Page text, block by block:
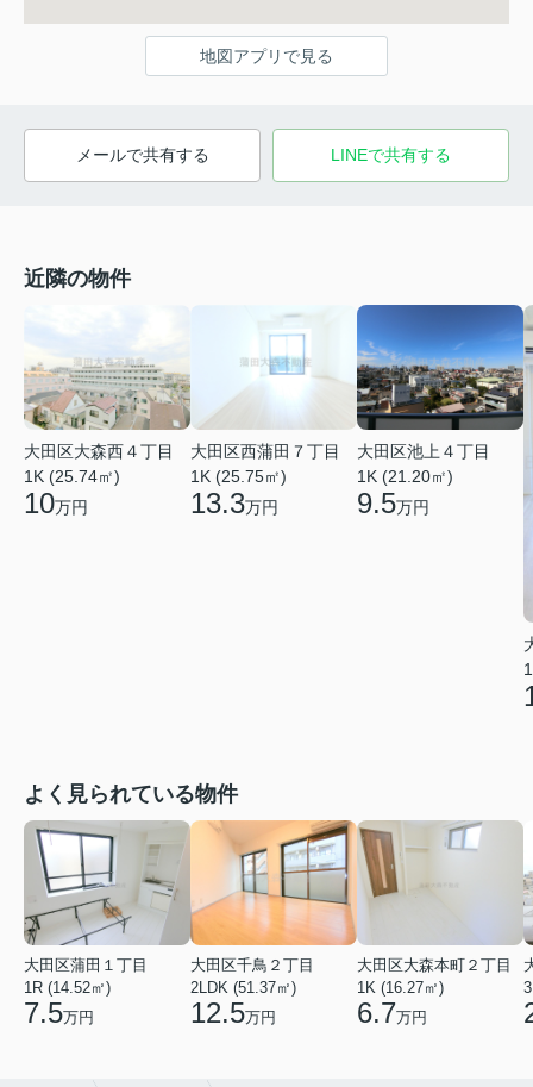
地図アプリで見る
メールで共有する LINEで共有する
近隣の物件
大田区大森西４丁目
1K (25.74㎡)
10万円
大田区西蒲田７丁目
1K (25.75㎡)
13.3万円
大田区池上４丁目
1K (21.20㎡)
9.5万円
よく見られている物件
大田区蒲田１丁目
1R (14.52㎡)
7.5万円
大田区千鳥２丁目
2LDK (51.37㎡)
12.5万円
大田区大森本町２丁目
1K (16.27㎡)
6.7万円